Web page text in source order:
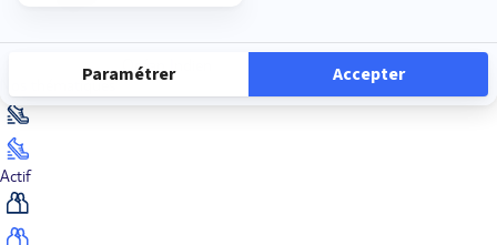
Océan Indien
Nos thématiques
Actif